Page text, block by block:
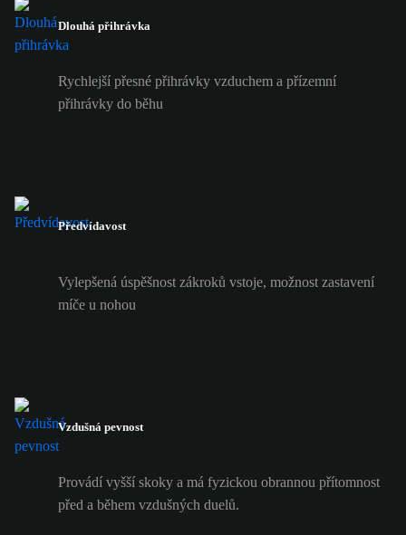
Dlouhá přihrávka
Rychlejší přesné přihrávky vzduchem a přízemní
přihrávky do běhu
Předvídavost
Vylepšená úspěšnost zákroků vstoje, možnost zastavení
míče u nohou
Vzdušná pevnost
Provádí vyšší skoky a má fyzickou obrannou přítomnost
před a během vzdušných duelů.